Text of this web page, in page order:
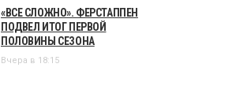
«ВСЕ СЛОЖНО». ФЕРСТАППЕН
ПОДВЕЛ ИТОГ ПЕРВОЙ
ПОЛОВИНЫ СЕЗОНА
Вчера в 18:15